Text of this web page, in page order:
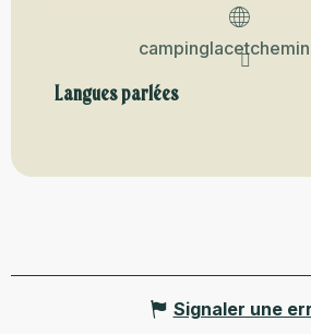
Langues parlées
Langues parlées
Signaler une